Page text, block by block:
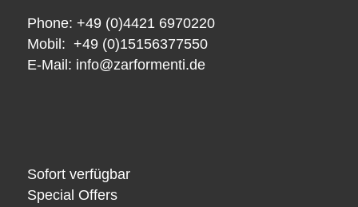
Phone: +49 (0)4421 6970220
Mobil: +49 (0)15156377550
E-Mail: info@zarformenti.de
Sofort verfügbar
Special Offers